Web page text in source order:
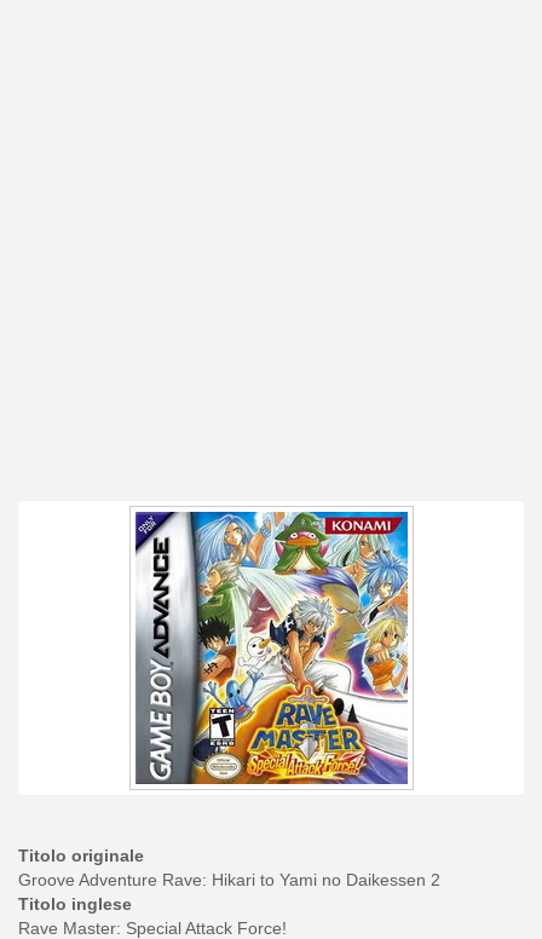
Titolo originale
Groove Adventure Rave: Hikari to Yami no Daikessen 2
Titolo inglese
Rave Master: Special Attack Force!